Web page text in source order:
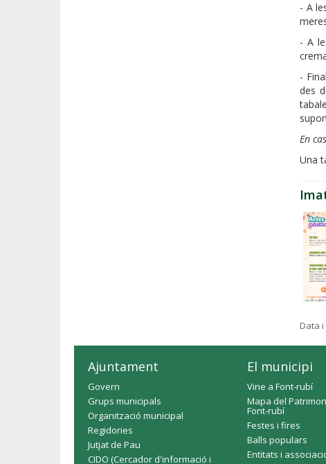
- A
- A
-
des
En
Una
Data
Ajuntament
Govern
Grups municipals
Organització municipal
Regidories
Jutjat de Pau
CIDO (Cercador d'informació i
El municipi
Vine a Font-rubí
Mapa del
Font-rubí
Festes i fires
Balls populars
Entitats i